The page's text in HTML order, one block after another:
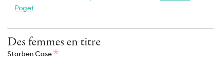
Poget
Des femmes en titre
Starben Case